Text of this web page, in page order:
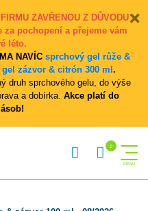
ZAVŘENOU Z DŮVODU
za pochopení a přejeme vám
léto.
NAVÍC sprchový gel růže &
zázvor & citrón 300 ml .
druh sprchového gelu, do výše
a dobírka. Akce platí do